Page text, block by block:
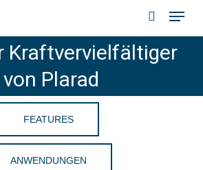
Menu
Kraftvervielfältiger
Plarad
FEATURES
ANWENDUNGEN